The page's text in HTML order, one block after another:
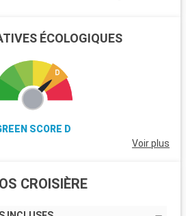
ÉCOLOGIQUES
SCORE D
Voir plus
CROISIÈRE